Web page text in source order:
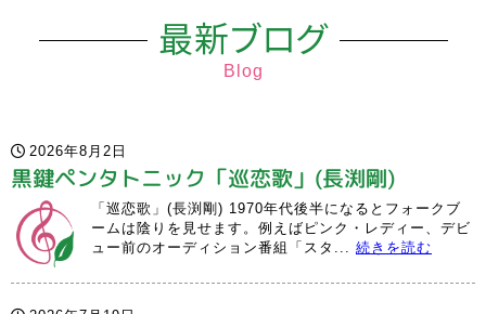
最新ブログ
Blog
2026年8月2日
黒鍵ペンタトニック「巡恋歌」(長渕剛)
「巡恋歌」(長渕剛) 1970年代後半になるとフォークブ
ームは陰りを見せます。例えばピンク・レディー、デビ
ュー前のオーディション番組「スタ... 続きを読む